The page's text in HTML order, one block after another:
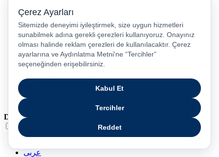
Dyson V15 Detect Submarine
Dyson Airstrait
Dyson V12
Dyson V8
Samsung Galaxy S25
Samsung Galaxy S25 Ultra
PS5 / Playstation 5
Dil
Türkçe
عربى